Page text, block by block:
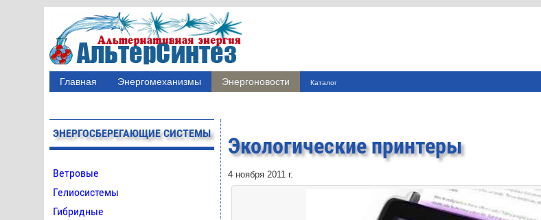
Главная Энергомеханизмы Энергоновости Каталог
ЭНЕРГОСБЕРЕГАЮЩИЕ СИСТЕМЫ
Ветровые
Гелиосистемы
Гибридные
Экологические принтеры
4 ноября 2011 г.